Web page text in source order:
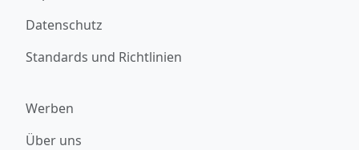
Datenschutz
Standards und Richtlinien
Werben
Über uns